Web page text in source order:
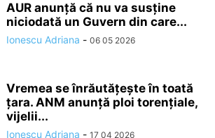
AUR anunță că nu va susține
niciodată un Guvern din care...
Ionescu Adriana - 06 05 2026
Vremea se înrăutăţeşte în toată
ţara. ANM anunță ploi torențiale,
vijelii...
Ionescu Adriana - 17 04 2026